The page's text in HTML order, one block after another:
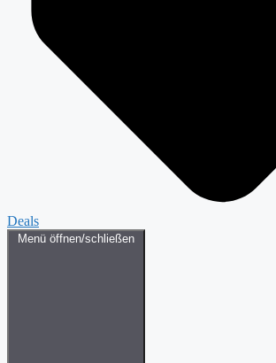
Deals
Menü öffnen/schließen